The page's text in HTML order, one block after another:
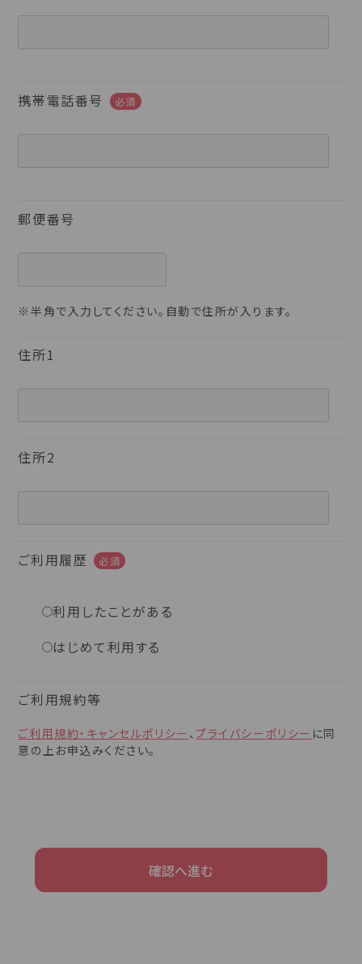
携帯電話番号 必須
郵便番号
※半角で入力してください。自動で住所が入ります。
住所1
住所2
ご利用履歴 必須
利用したことがある
はじめて利用する
ご利用規約等
ご利用規約・キャンセルポリシー 、プライバシーポリシー に同
意の上お申込みください。